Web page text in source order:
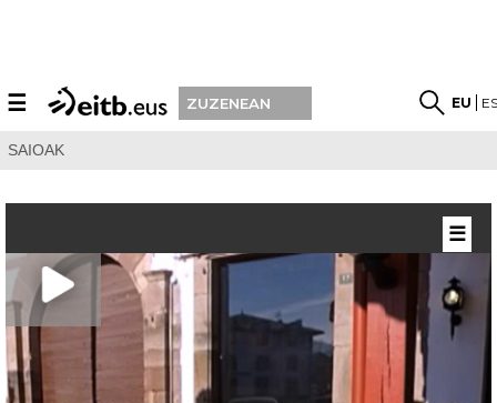
☰ ZUZENEAN EU
SAIOAK
☰